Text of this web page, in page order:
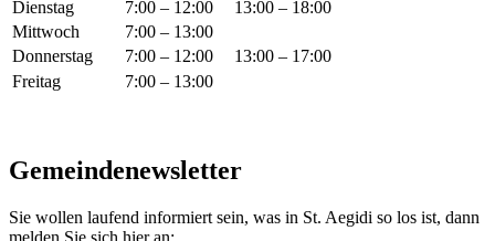
Dienstag
7:00 – 12:00
13:00 – 18:00
Mittwoch
7:00 – 13:00
Donnerstag
7:00 – 12:00
13:00 – 17:00
Freitag
7:00 – 13:00
Gemeindenewsletter
Sie wollen laufend informiert sein, was in St. Aegidi so los ist, dann
melden Sie sich hier an: